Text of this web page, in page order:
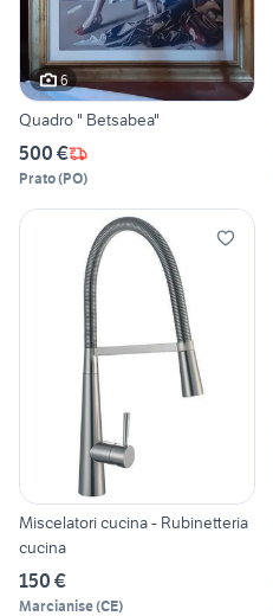
6
Quadro " Betsabea"
500 €
Prato(PO)
Miscelatori cucina - Rubinetteria
cucina
150 €
Marcianise(CE)